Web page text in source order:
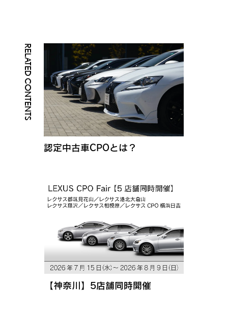
RELATED CONTENTS
認定中古車CPOとは？
【神奈川】5店舗同時開催